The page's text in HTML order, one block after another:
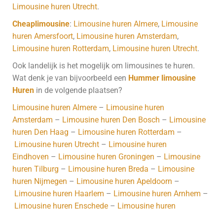
Limousine huren Utrecht.
Cheaplimousine: Limousine huren Almere, Limousine
huren Amersfoort, Limousine huren Amsterdam,
Limousine huren Rotterdam, Limousine huren Utrecht.
Ook landelijk is het mogelijk om limousines te huren.
Wat denk je van bijvoorbeeld een Hummer limousine
Huren in de volgende plaatsen?
Limousine huren Almere – Limousine huren
Amsterdam – Limousine huren Den Bosch – Limousine
huren Den Haag – Limousine huren Rotterdam –
Limousine huren Utrecht – Limousine huren
Eindhoven – Limousine huren Groningen – Limousine
huren Tilburg – Limousine huren Breda – Limousine
huren Nijmegen – Limousine huren Apeldoorn –
Limousine huren Haarlem – Limousine huren Arnhem –
Limousine huren Enschede – Limousine huren